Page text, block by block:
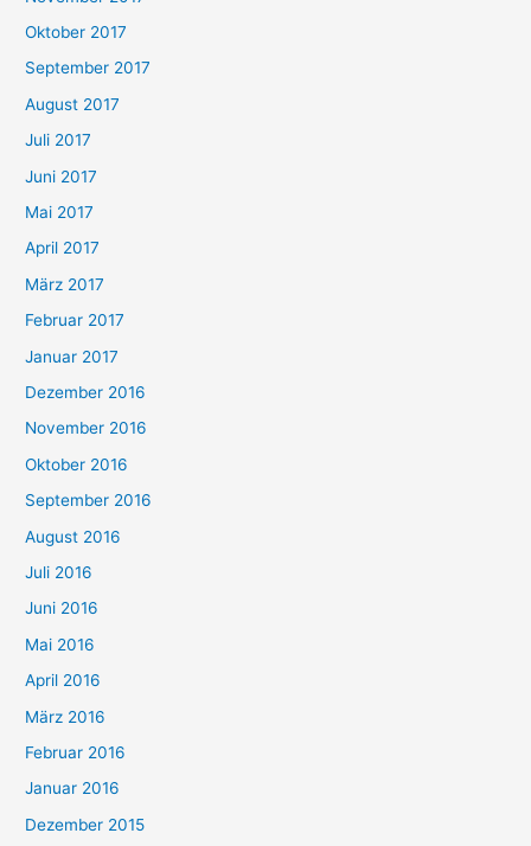
Oktober 2017
September 2017
August 2017
Juli 2017
Juni 2017
Mai 2017
April 2017
März 2017
Februar 2017
Januar 2017
Dezember 2016
November 2016
Oktober 2016
September 2016
August 2016
Juli 2016
Juni 2016
Mai 2016
April 2016
März 2016
Februar 2016
Januar 2016
Dezember 2015